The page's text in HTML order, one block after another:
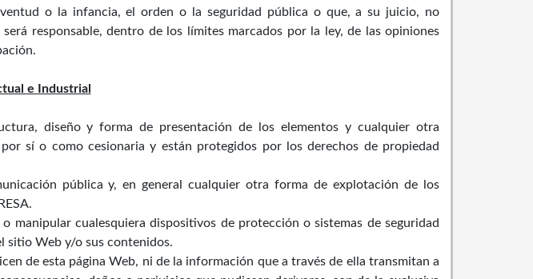
o la infancia, el orden o la seguridad pública o que, a su juicio, no
responsable, dentro de los límites marcados por la ley, de las opiniones
e Industrial
diseño y forma de presentación de los elementos y cualquier otra
sí o como cesionaria y están protegidos por los derechos de propiedad
pública y, en general cualquier otra forma de explotación de los
manipular cualesquiera dispositivos de protección o sistemas de seguridad
sitio Web y/o sus contenidos.
de esta página Web, ni de la información que a través de ella transmitan a